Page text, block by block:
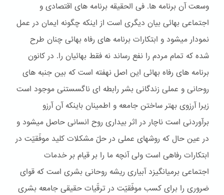
وسعت آن برنامه ها. فی الحقيقه برنامه های اقتصادی و
اجتماعی بهائی بيان ديگری است از اينکه چگونه ايمان در عمل
نمودار ميشود و ابتکارات برنامه های رفاه بهائی چنان طرح
شده که تمام مردم را نفع رساند نه فقط بهائيان را. در کانون
برنامه های رفاه بهائی اين اصل نهفته است که بين جنبه های
روحانی و عملی زندگانی بشر رابطه ای ناگسستنی موجود است
زيرا آرزوی بهتر ساختن جامعه و اطمينان باينکه آن آرزو
برآوردنی است ناچار در اثر بيداری روح انسانی حاصل ميشود و
در عين حال که روشهای عملی در حلّ مشکلات کليد موفّقيّت در
ابتکارات رفاهی است ولی آنچه ما را بر قيام بر خدمات
اجتماعی برميانگيزد آبياری ريشه روحانی بشری است که قوای
ضروری را برای کسب موفّقيّت در ترقّيات حقيقی جامعه بشری